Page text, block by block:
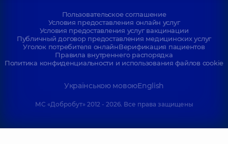
Пользовательское соглашение
Условия предоставления онлайн услуг
Условия предоставления услуг вакцинации
Публичный договор предоставления медицинских услуг
Уголок потребителя онлайнВерификация пациентов
Правила внутреннего распорядка
Политика конфиденциальности и использования файлов cookie
Українською мовоюEnglish
МС «Добробут» 2012 - 2026. Все права защищены